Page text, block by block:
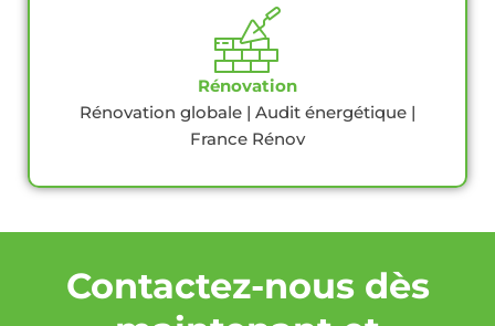
Rénovation
Rénovation globale | Audit énergétique |
France Rénov
Contactez-nous dès